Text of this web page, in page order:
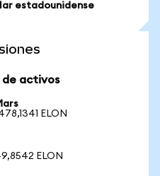
estadounidense
de activos
ELON
ELON